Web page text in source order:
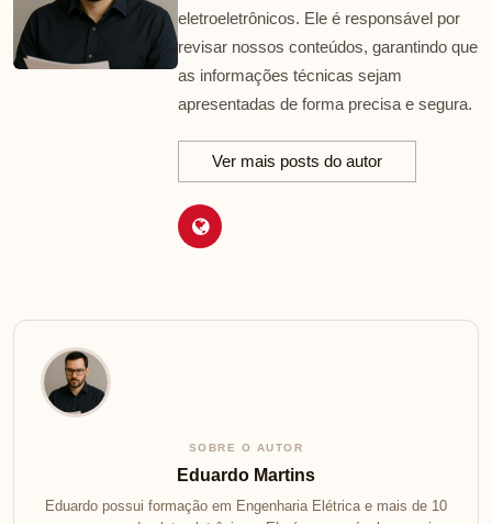
eletroeletrônicos. Ele é responsável por
revisar nossos conteúdos, garantindo que
as informações técnicas sejam
apresentadas de forma precisa e segura.
Ver mais posts do autor
SOBRE O AUTOR
Eduardo Martins
Eduardo possui formação em Engenharia Elétrica e mais de 10